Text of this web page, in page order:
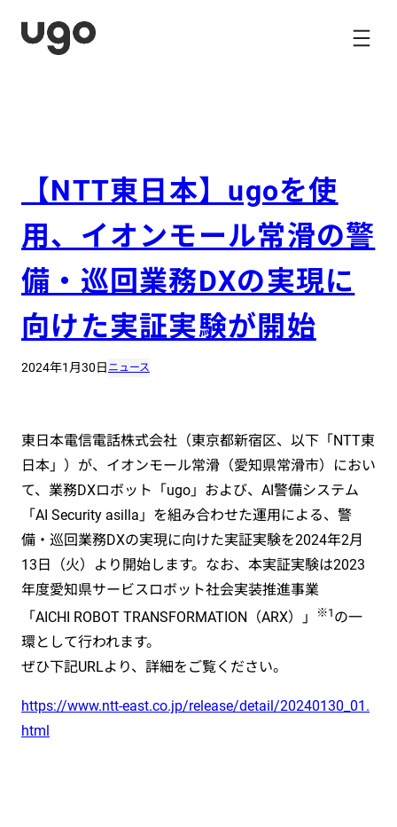
【NTT東日本】ugoを使
用、イオンモール常滑の警
備・巡回業務DXの実現に
向けた実証実験が開始
2024年1月30日 ニュース
東日本電信電話株式会社（東京都新宿区、以下「NTT東
日本」）が、イオンモール常滑（愛知県常滑市）におい
て、業務DXロボット「ugo」および、AI警備システム
「AI Security asilla」を組み合わせた運用による、警
備・巡回業務DXの実現に向けた実証実験を2024年2月
13日（火）より開始します。なお、本実証実験は2023
年度愛知県サービスロボット社会実装推進事業
「AICHI ROBOT TRANSFORMATION（ARX）」
※1 の一
環として行われます。
ぜひ下記URLより、詳細をご覧ください。
https://www.ntt-east.co.jp/release/detail/20240130_01.
html